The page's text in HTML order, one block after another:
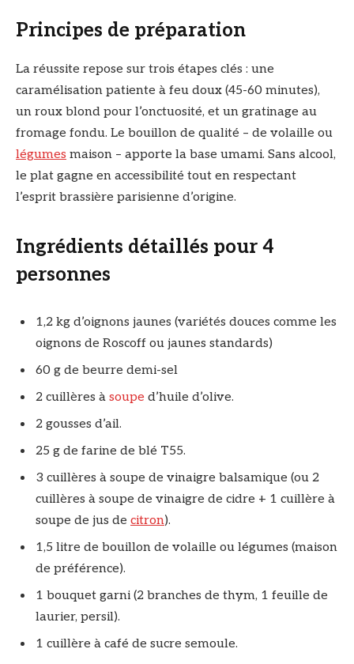
Principes de préparation
La réussite repose sur trois étapes clés : une
caramélisation patiente à feu doux (45-60 minutes),
un roux blond pour l’onctuosité, et un gratinage au
fromage fondu. Le bouillon de qualité – de volaille ou
légumes maison – apporte la base umami. Sans alcool,
le plat gagne en accessibilité tout en respectant
l’esprit brassière parisienne d’origine.
Ingrédients détaillés pour 4
personnes
1,2 kg d’oignons jaunes (variétés douces comme les
oignons de Roscoff ou jaunes standards)
60 g de beurre demi-sel
2 cuillères à soupe d’huile d’olive.
2 gousses d’ail.
25 g de farine de blé T55.
3 cuillères à soupe de vinaigre balsamique (ou 2
cuillères à soupe de vinaigre de cidre + 1 cuillère à
soupe de jus de citron).
1,5 litre de bouillon de volaille ou légumes (maison
de préférence).
1 bouquet garni (2 branches de thym, 1 feuille de
laurier, persil).
1 cuillère à café de sucre semoule.